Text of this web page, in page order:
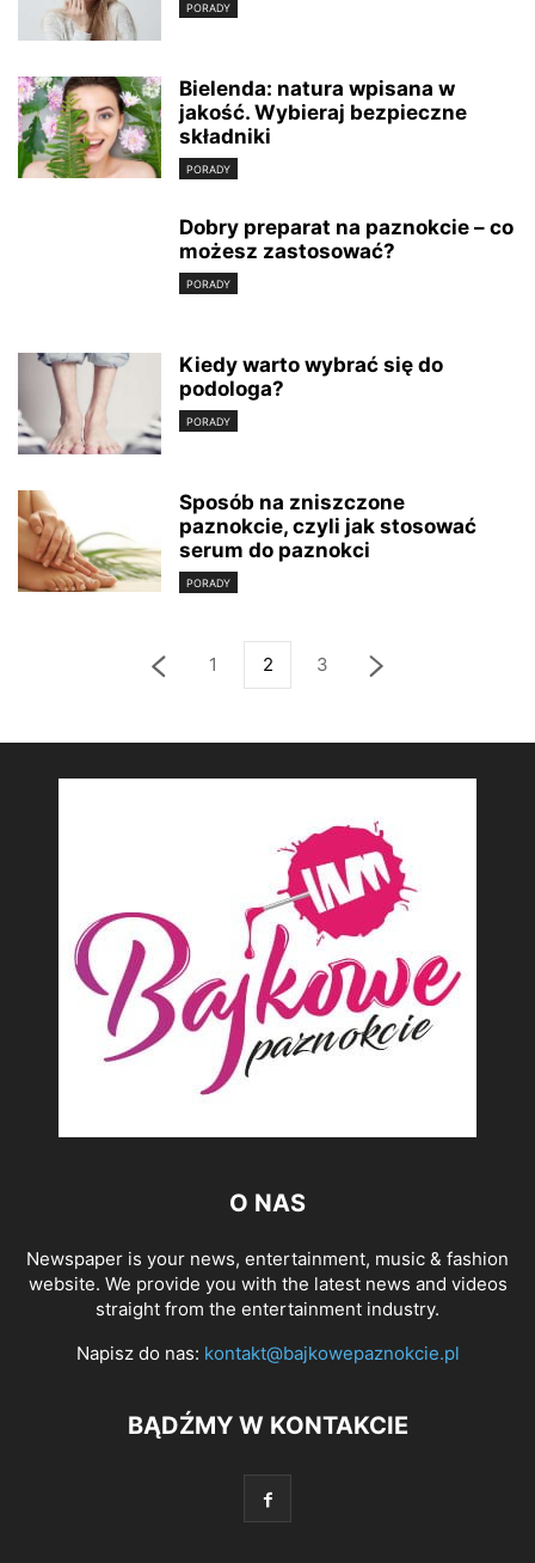
PORADY
Bielenda: natura wpisana w
jakość. Wybieraj bezpieczne
składniki
PORADY
Dobry preparat na paznokcie – co
możesz zastosować?
PORADY
Kiedy warto wybrać się do
podologa?
PORADY
Sposób na zniszczone
paznokcie, czyli jak stosować
serum do paznokci
PORADY
1 2 3
O NAS
Newspaper is your news, entertainment, music & fashion
website. We provide you with the latest news and videos
straight from the entertainment industry.
Napisz do nas: kontakt@bajkowepaznokcie.pl
BĄDŹMY W KONTAKCIE